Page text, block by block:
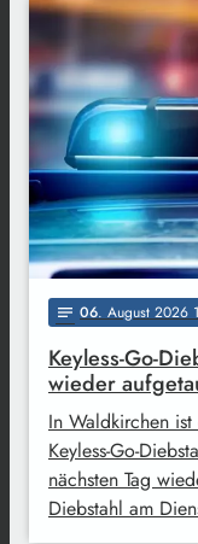
notes 06. August 2026
Keyless-Go-
wieder
In Waldkirchen
Keyless-Go-
nächsten Tag
Diebstahl am